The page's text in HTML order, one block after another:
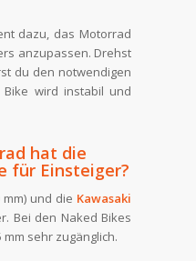
dazu, das Motorrad
anzupassen. Drehst
du den notwendigen
wird instabil und
hat die
für Einsteiger?
und die Kawasaki
Bei den Naked Bikes
mm sehr zugänglich.